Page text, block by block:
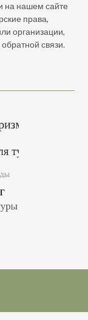
на нашем сайте
права,
организации,
связи.